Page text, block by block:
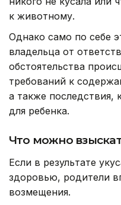
к животному.
Однако само по себе
владельца от
обстоятельства
требований к
а также последствия,
для ребенка.
Что можно
Если в результате
здоровью, родители
возмещения.